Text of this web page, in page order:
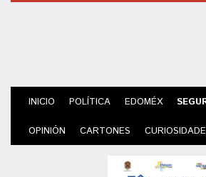
INICIO POLÍTICA EDOMÉX
OPINIÓN CARTONES